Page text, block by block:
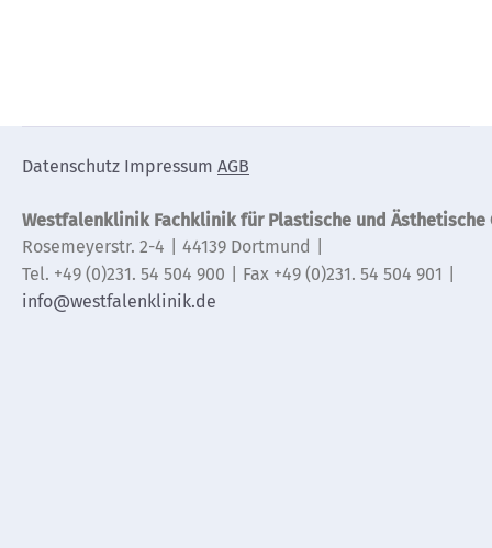
Datenschutz Impressum AGB
Westfalenklinik Fachklinik für Plastische und Ästhetische
Rosemeyerstr. 2-4
44139 Dortmund
Tel. +49 (0)231. 54 504 900
Fax +49 (0)231. 54 504 901
info@westfalenklinik.de